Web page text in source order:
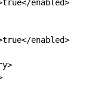
enabled>
enabled>